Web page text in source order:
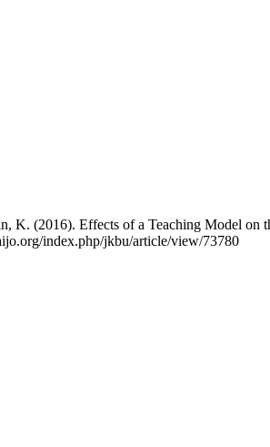
K. (2016). Effects of a Teaching Model
index.php/jkbu/article/view/73780